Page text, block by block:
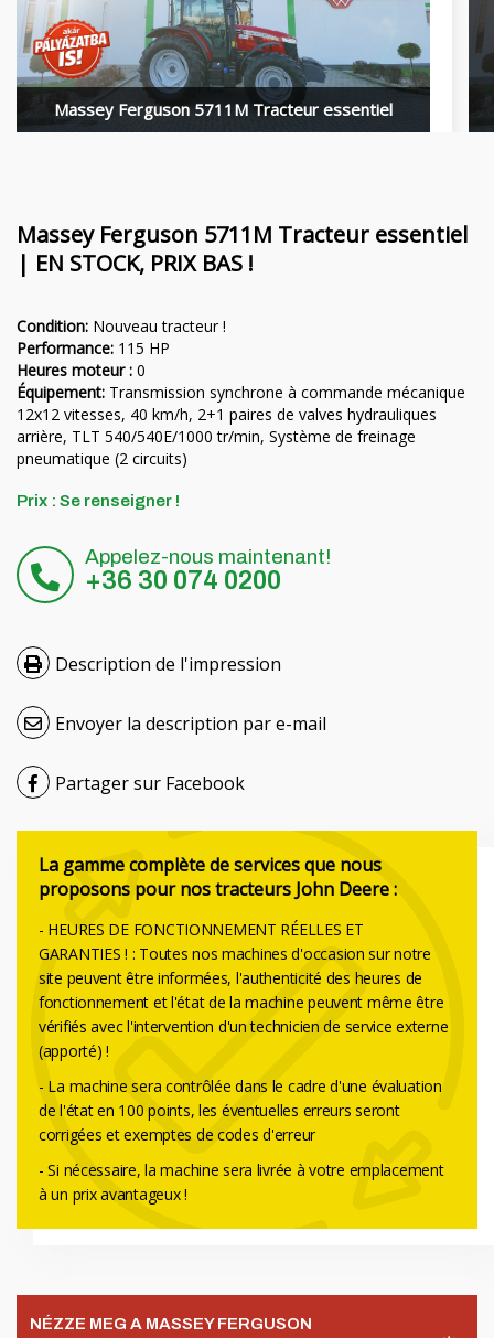
Outils de travail Quivogne
LETÁK-LEKO machines pour le sol
Carrières
À propos de nous
English
Deutsch
Čeština
Русский
српски
Українська
Massey Ferguson 5711M Tracteur essentiel
Massey Ferguson 5711M Tracteur essentiel
| EN STOCK, PRIX BAS !
Condition: Nouveau tracteur !
Performance: 115 HP
Heures moteur : 0
Équipement: Transmission synchrone à commande mécanique
12x12 vitesses, 40 km/h, 2+1 paires de valves hydrauliques
arrière, TLT 540/540E/1000 tr/min, Système de freinage
pneumatique (2 circuits)
Prix ​​: Se renseigner !
Appelez-nous maintenant!
+36 30 074 0200
Description de l'impression
Envoyer la description par e-mail
Partager sur Facebook
La gamme complète de services que nous
proposons pour nos tracteurs John Deere :
- HEURES DE FONCTIONNEMENT RÉELLES ET
GARANTIES ! : Toutes nos machines d'occasion sur notre
site peuvent être informées, l'authenticité des heures de
fonctionnement et l'état de la machine peuvent même être
vérifiés avec l'intervention d'un technicien de service externe
(apporté) !
- La ​​machine sera contrôlée dans le cadre d'une évaluation
de l'état en 100 points, les éventuelles erreurs seront
corrigées et exemptes de codes d'erreur
- Si nécessaire, la machine sera livrée à votre emplacement
à un prix avantageux !
NÉZZE MEG A MASSEY FERGUSON